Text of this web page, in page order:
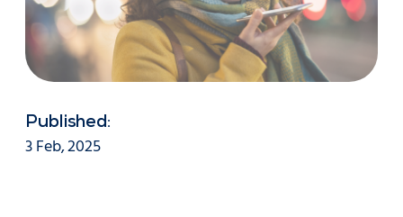
Published:
3 Feb, 2025